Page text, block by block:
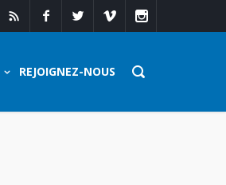
REJOIGNEZ-NOUS